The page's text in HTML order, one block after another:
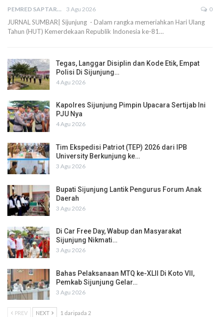
PEMRED SAPTARIUS 3 Agu 2026 0
JURNAL SUMBAR| Sijunjung - Dalam rangka memeriahkan Hari Ulang
Tahun (HUT) Kemerdekaan Republik Indonesia ke-81…
Tegas, Langgar Disiplin dan Kode Etik, Empat
Polisi Di Sijunjung…
4 Agu 2026
Kapolres Sijunjung Pimpin Upacara Sertijab Ini
PJU Nya
4 Agu 2026
Tim Ekspedisi Patriot (TEP) 2026 dari IPB
University Berkunjung ke…
3 Agu 2026
Bupati Sijunjung Lantik Pengurus Forum Anak
Daerah
3 Agu 2026
Di Car Free Day, Wabup dan Masyarakat
Sijunjung Nikmati…
3 Agu 2026
Bahas Pelaksanaan MTQ ke-XLII Di Koto VII,
Pemkab Sijunjung Gelar…
3 Agu 2026
PREV NEXT 1 daripada 2